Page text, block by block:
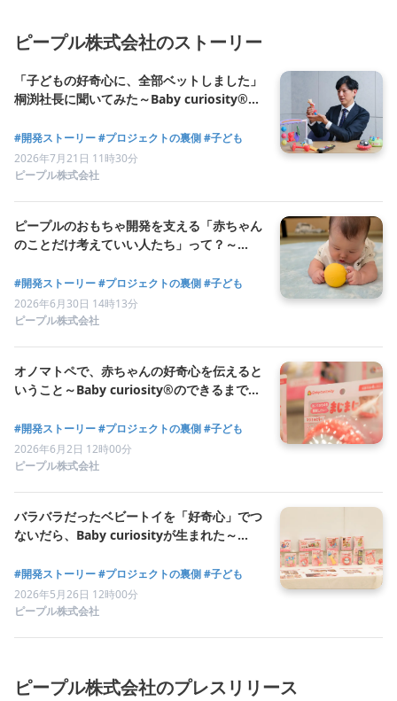
ピープル株式会社のストーリー
「子どもの好奇心に、全部ベットしました」
桐渕社長に聞いてみた～Baby curiosity®の
#開発ストーリー#プロジェクトの裏側#子ども
2026年7月21日 11時30分
ピープル株式会社
ピープルのおもちゃ開発を支える「赤ちゃん
のことだけ考えていい人たち」って？～
#開発ストーリー#プロジェクトの裏側#子ども
2026年6月30日 14時13分
ピープル株式会社
オノマトペで、赤ちゃんの好奇心を伝えると
いうこと～Baby curiosity®のできるまで
#開発ストーリー#プロジェクトの裏側#子ども
2026年6月2日 12時00分
ピープル株式会社
バラバラだったベビートイを「好奇心」でつ
ないだら、Baby curiosityが生まれた～
#開発ストーリー#プロジェクトの裏側#子ども
2026年5月26日 12時00分
ピープル株式会社
ピープル株式会社のプレスリリース